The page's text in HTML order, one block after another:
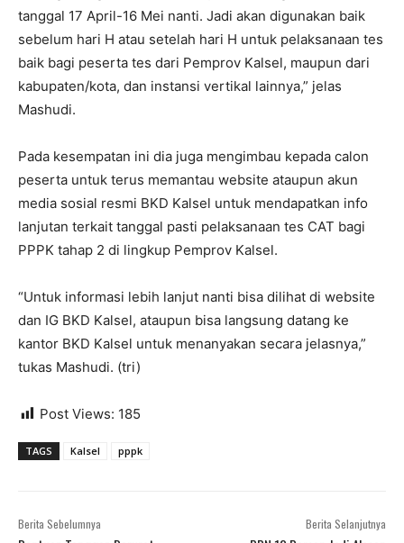
tanggal 17 April-16 Mei nanti. Jadi akan digunakan baik
sebelum hari H atau setelah hari H untuk pelaksanaan tes
baik bagi peserta tes dari Pemprov Kalsel, maupun dari
kabupaten/kota, dan instansi vertikal lainnya,” jelas
Mashudi.
Pada kesempatan ini dia juga mengimbau kepada calon
peserta untuk terus memantau website ataupun akun
media sosial resmi BKD Kalsel untuk mendapatkan info
lanjutan terkait tanggal pasti pelaksanaan tes CAT bagi
PPPK tahap 2 di lingkup Pemprov Kalsel.
“Untuk informasi lebih lanjut nanti bisa dilihat di website
dan IG BKD Kalsel, ataupun bisa langsung datang ke
kantor BKD Kalsel untuk menanyakan secara jelasnya,”
tukas Mashudi. (tri)
Post Views: 185
TAGS Kalsel pppk
Berita Sebelumnya Berita Selanjutnya